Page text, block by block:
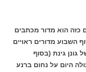
כזה הוא מדור מכתבים
השבוע מדורים ראויים
גונן גינת (בסוף
היום על נחום ברנע